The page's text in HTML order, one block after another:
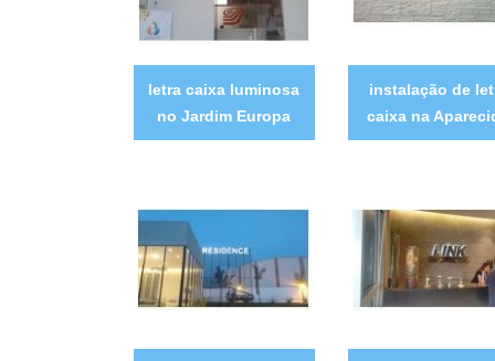
letra caixa luminosa
no Jardim Europa
instalação de
caixa na